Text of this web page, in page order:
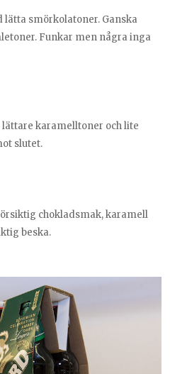
lätta smörkolatoner. Ganska
Funkar men några inga
karamelltoner och lite
slutet.
chokladsmak, karamell
beska.